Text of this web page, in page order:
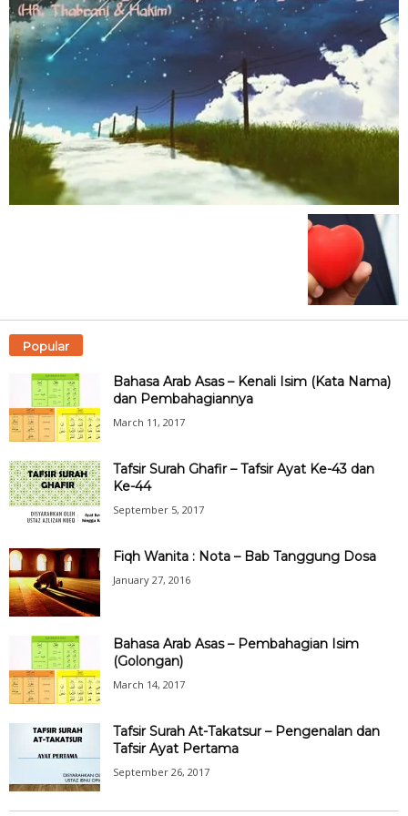
Popular
Bahasa Arab Asas – Kenali Isim (Kata Nama)
dan Pembahagiannya
March 11, 2017
Tafsir Surah Ghafir – Tafsir Ayat Ke-43 dan
Ke-44
September 5, 2017
Fiqh Wanita : Nota – Bab Tanggung Dosa
January 27, 2016
Bahasa Arab Asas – Pembahagian Isim
(Golongan)
March 14, 2017
Tafsir Surah At-Takatsur – Pengenalan dan
Tafsir Ayat Pertama
September 26, 2017